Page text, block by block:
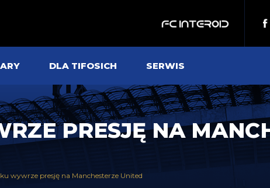
DLA TIFOSICH SERWIS
PRESJĘ NA
wywrze presję na Manchesterze United